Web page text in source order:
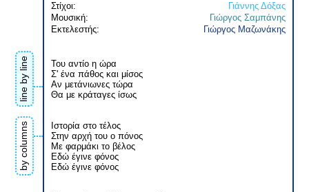
line by line
by columns
Στίχοι:
Γιάννης Δόξας
Μουσική:
Γιώργος Σαμπάνης
Εκτελεστής:
Γιώργος Μαζωνάκης
Του αντίο η ώρα
Σ' ένα πάθος και μίσος
Αν μετάνιωνες τώρα
Θα με κράταγες ίσως
Ιστορία στο τέλος
Στην αρχή του ο πόνος
Με φαρμάκι το βέλος
Εδώ έγινε φόνος
Εδώ έγινε φόνος